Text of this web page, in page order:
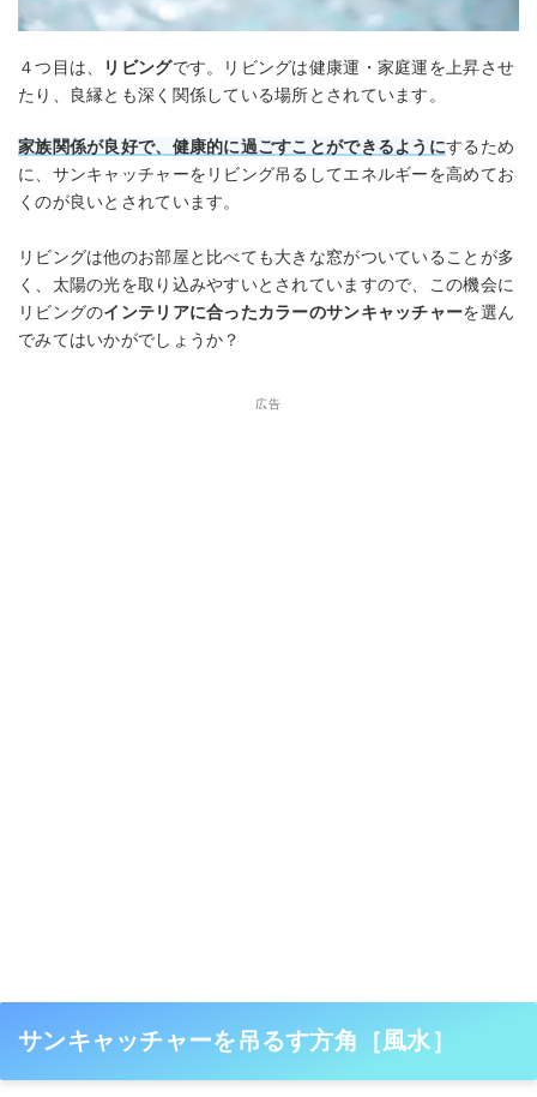
４つ目は、 リビングです。リビングは健康運・家庭運を上昇させ
たり、良縁とも深く関係している場所とされています。
家族関係が良好で、健康的に過ごすことができるようにするため
に、サンキャッチャーをリビング吊るしてエネルギーを高めてお
くのが良いとされています。
リビングは他のお部屋と比べても大きな窓がついていることが多
く、太陽の光を取り込みやすいとされていますので、この機会に
リビングのインテリアに合ったカラーのサンキャッチャーを選ん
でみてはいかがでしょうか？
広告
サンキャッチャーを吊るす方角［風水］